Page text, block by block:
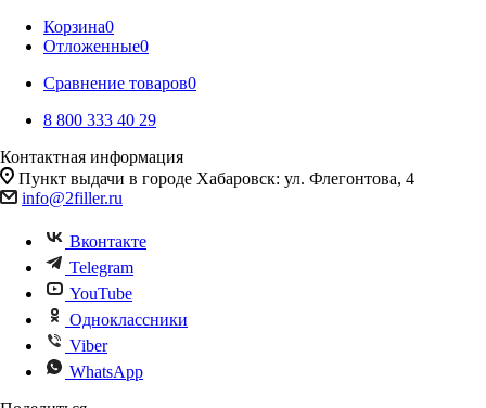
Корзина0
Отложенные0
Сравнение товаров0
8 800 333 40 29
Контактная информация
Пункт выдачи в городе Хабаровск: ул. Флегонтова, 4
info@2filler.ru
Вконтакте
Telegram
YouTube
Одноклассники
Viber
WhatsApp